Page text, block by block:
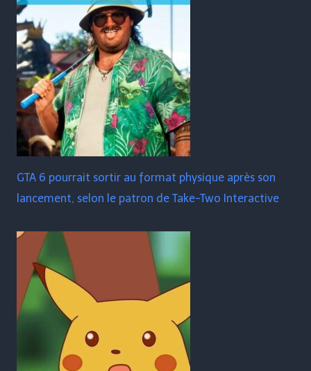
GTA 6 pourrait sortir au format physique après son
lancement, selon le patron de Take-Two Interactive